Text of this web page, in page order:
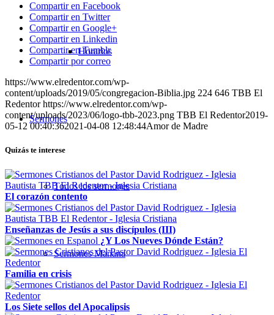
Horarios
Sermones
Todos los sermones
Sermones Mañana
Compartir en Facebook
Compartir en Twitter
Compartir en Google+
Compartir en Linkedin
Compartir en Tumblr
Compartir por correo
https://www.elredentor.com/wp-
content/uploads/2019/05/congregacion-Biblia.jpg 224 646 TBB El
Redentor https://www.elredentor.com/wp-
content/uploads/2023/06/logo-tbb-2023.png TBB El Redentor2019-
05-12 00:40:362021-04-08 12:48:44Amor de Madre
Quizás te interese
El corazón contento
Enseñanzas de Jesús a sus discípulos (III)
¿Y Los Nueves Dónde Están?
Familia en crisis
Los Siete sellos del Apocalipsis